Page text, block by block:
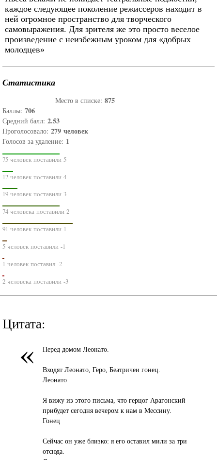
каждое следующее поколение режиссеров находит в
ней огромное пространство для творческого
самовыражения. Для зрителя же это просто веселое
произведение с неизбежным уроком для «добрых
молодцев»
Статистика
Место в списке: 875
Баллы: 706
Средний балл: 2.53
Проголосовало: 279 человек
Голосов за удаление: 1
75 человек поставили 5
12 человек поставили 4
19 человек поставили 3
74 человека поставили 2
91 человек поставили 1
5 человек поставили -1
1 человек поставил -2
2 человека поставили -3
Цитата:
« Перед домом Леонато.
Входят Леонато, Геро, Беатричеи гонец.
Леонато
Я вижу из этого письма, что герцог Арагонский
прибудет сегодня вечером к нам в Мессину.
Гонец
Сейчас он уже близко: я его оставил мили за три
отсюда.